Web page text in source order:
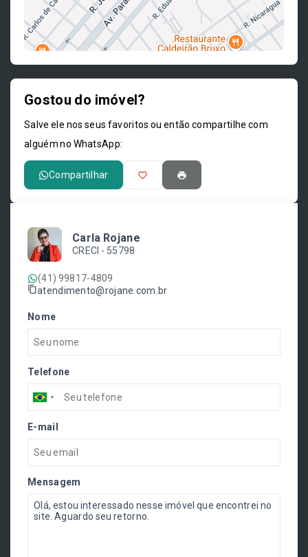
Gostou do imóvel?
Salve ele nos seus favoritos ou então compartilhe com
alguém no WhatsApp:
Compartilhar
Carla Rojane
CRECI - 55798
(41) 99817-4809
atendimento@rojane.com.br
Nome
Telefone
E-mail
Mensagem